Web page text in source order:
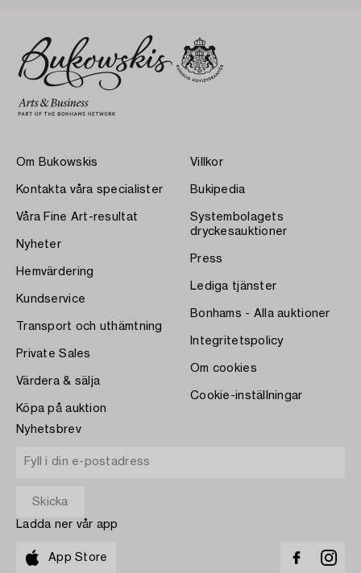
Om Bukowskis
Kontakta våra specialister
Våra Fine Art-resultat
Nyheter
Hemvärdering
Kundservice
Transport och uthämtning
Private Sales
Värdera & sälja
Köpa på auktion
Villkor
Bukipedia
Systembolagets
dryckesauktioner
Press
Lediga tjänster
Bonhams - Alla auktioner
Integritetspolicy
Om cookies
Cookie-inställningar
Nyhetsbrev
Ladda ner vår app
App Store